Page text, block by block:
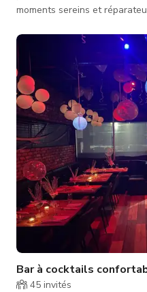
moments sereins et
casiers sécurisés pour vos
activités de bien-être ou la
Le studio est également
tournages nocturnes, jusqu'à 5 h du
est
Bar à cocktails
45 invités